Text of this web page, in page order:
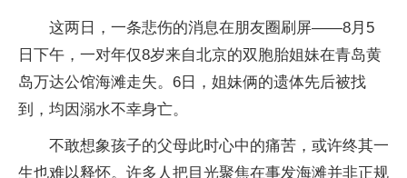
这两日，一条悲伤的消息在朋友圈刷屏——8月5
日下午，一对年仅8岁来自北京的双胞胎姐妹在青岛黄
岛万达公馆海滩走失。6日，姐妹俩的遗体先后被找
到，均因溺水不幸身亡。
不敢想象孩子的父母此时心中的痛苦，或许终其一
生也难以释怀。许多人把目光聚焦在事发海滩并非正规